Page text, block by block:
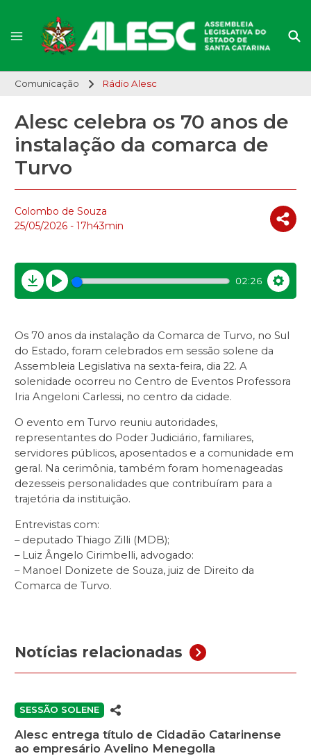
Comunicação Rádio Alesc
Alesc celebra os 70 anos de
instalação da comarca de
Turvo
Colombo de Souza
25/05/2026 - 17h43min
Download
Play
02:26
Os 70 anos da instalação da Comarca de Turvo, no Sul
do Estado, foram celebrados em sessão solene da
Assembleia Legislativa na sexta-feira, dia 22. A
solenidade ocorreu no Centro de Eventos Professora
Iria Angeloni Carlessi, no centro da cidade.
O evento em Turvo reuniu autoridades,
representantes do Poder Judiciário, familiares,
servidores públicos, aposentados e a comunidade em
geral. Na cerimônia, também foram homenageadas
dezesseis personalidades que contribuíram para a
trajetória da instituição.
Entrevistas com:
– deputado Thiago Zilli (MDB);
– Luiz Ângelo Cirimbelli, advogado:
– Manoel Donizete de Souza, juiz de Direito da
Comarca de Turvo.
Notícias relacionadas
SESSÃO SOLENE
Alesc entrega título de Cidadão Catarinense
ao empresário Avelino Menegolla